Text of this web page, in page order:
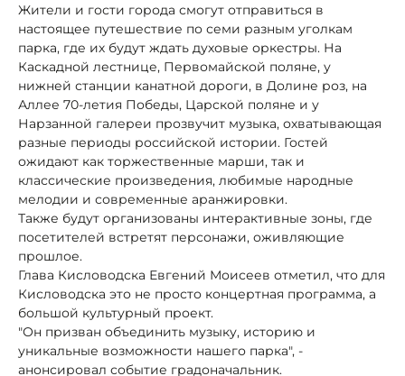
Жители и гости города смогут отправиться в
настоящее путешествие по семи разным уголкам
парка, где их будут ждать духовые оркестры. На
Каскадной лестнице, Первомайской поляне, у
нижней станции канатной дороги, в Долине роз, на
Аллее 70-летия Победы, Царской поляне и у
Нарзанной галереи прозвучит музыка, охватывающая
разные периоды российской истории. Гостей
ожидают как торжественные марши, так и
классические произведения, любимые народные
мелодии и современные аранжировки.
Также будут организованы интерактивные зоны, где
посетителей встретят персонажи, оживляющие
прошлое.
Глава Кисловодска Евгений Моисеев отметил, что для
Кисловодска это не просто концертная программа, а
большой культурный проект.
"Он призван объединить музыку, историю и
уникальные возможности нашего парка", -
анонсировал событие градоначальник.